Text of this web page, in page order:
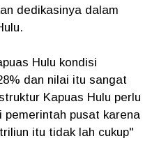
dedikasinya dalam
Hulu kondisi
dan nilai itu sangat
Kapuas Hulu perlu
pemerintah pusat karena
itu tidak lah cukup"